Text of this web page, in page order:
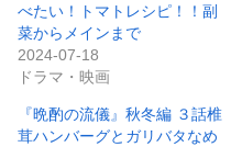
べたい！トマトレシピ！！副
菜からメインまで
2024-07-18
ドラマ・映画
『晩酌の流儀』秋冬編 ３話椎
茸ハンバーグとガリバタなめ